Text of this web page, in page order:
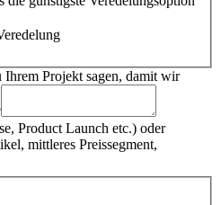
Projekt sagen, damit wir
Product Launch etc.) oder
mittleres Preissegment,